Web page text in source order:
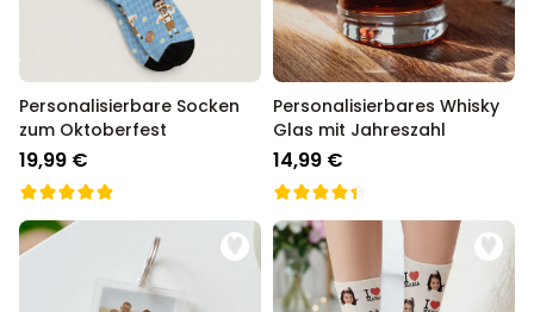
Personalisierbare Socken
zum Oktoberfest
19,99 €
Personalisierbares Whisky
Glas mit Jahreszahl
14,99 €